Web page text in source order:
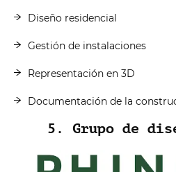
Diseño residencial
Gestión de instalaciones
Representación en 3D
Documentación de la
5. Grupo de